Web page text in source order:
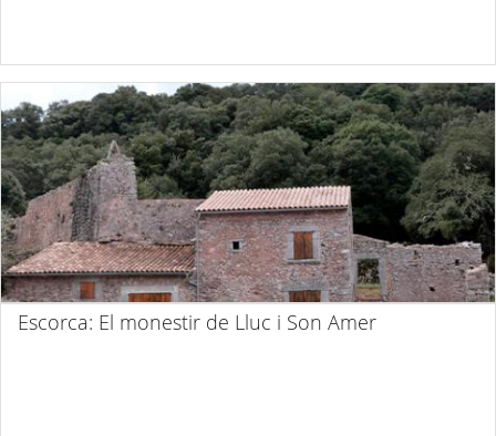
Escorca: El monestir de Lluc i Son Amer